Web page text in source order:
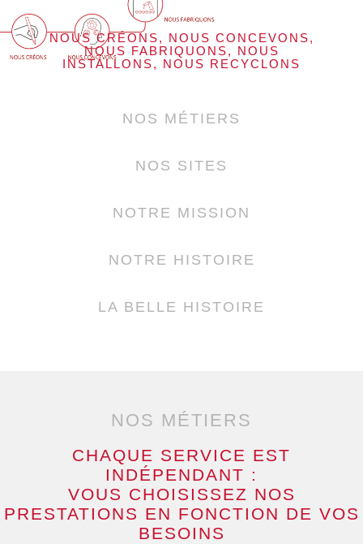
NOUS CRÉONS, NOUS CONCEVONS,
NOUS FABRIQUONS, NOUS
INSTALLONS, NOUS RECYCLONS
NOS MÉTIERS
NOS SITES
NOTRE MISSION
NOTRE HISTOIRE
LA BELLE HISTOIRE
NOS MÉTIERS
CHAQUE SERVICE EST
INDÉPENDANT :
VOUS CHOISISSEZ NOS
PRESTATIONS EN FONCTION DE VOS
BESOINS